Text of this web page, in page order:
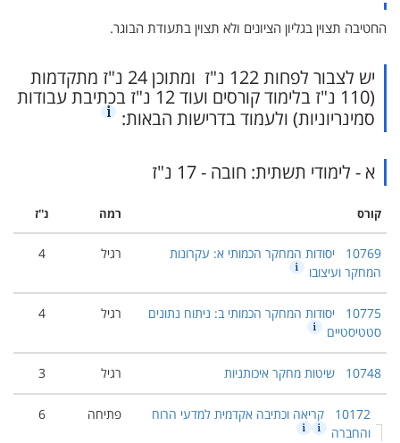
החטיבה תצוין בגליון הציונים ולא תצוין בתעודת הבוגר.
יש לצבור לפחות 122 נ"ז ומתוכן 24 נ"ז מתקדמות
(110 נ"ז בלימוד קורסים ועוד 12 נ"ז בכתיבת עבודות
סמינריוניות) ולעמוד בדרישות הבאות:
א - לימודי תשתית: חובה - 17 נ"ז
קורס רמה נ''ז
10769 יסודות המחקר הכמותי א: עקרונות
המחקר ועיצובו
רגיל 4
10775 יסודות המחקר הכמותי ב: ניתוח נתונים
סטטיסטיים
רגיל 4
10748 שיטות מחקר איכותניות רגיל 3
10172 קריאה וכתיבה אקדמית למדעי הרוח
והחברה
פתיחה 6